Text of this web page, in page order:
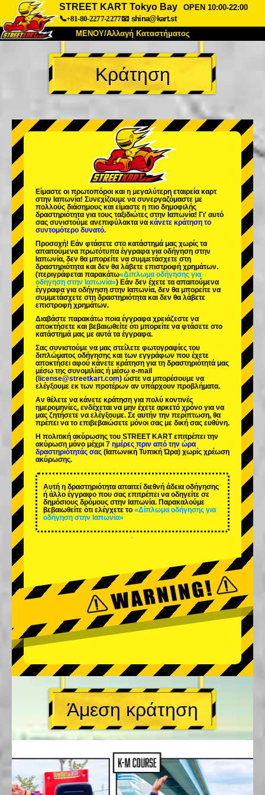
STREET KART Tokyo Bay
OPEN 10:00-22:00
📞+81-80-2277-2277📧 shina@kart.st
ΜΕΝΟΥ/Αλλαγή Καταστήματος
ΚΥΡΙΩΣ
Σχετικά Προδιαγραφές Τιμές
Συχνές Ερωτήσεις
Εταιρεία Κράτηση
Αλλαγή Καταστήματος
Τόκιο Σινάγαουα #1 Τόκιο Ακίχαμπαρα #1
Τόκιο Ακίχαμπαρα #2
Τόκιο Σιμπούγια Annex Τόκιο Κόλπος
Τόκιο Ασακούσα Οσάκα
Κράτηση
Είμαστε οι πρωτοπόροι και η μεγαλύτερη εταιρεία καρτ
στην Ιαπωνία! Συνεχίζουμε να συνεργαζόμαστε με
πολλούς διάσημους και είμαστε η πιο δημοφιλής
δραστηριότητα για τους ταξιδιώτες στην Ιαπωνία! Γι' αυτό
σας συνιστούμε ανεπιφύλακτα να κάνετε κράτηση το
συντομότερο δυνατό.
Προσοχή! Εάν φτάσετε στο κατάστημά μας χωρίς τα
απαιτούμενα πρωτότυπα έγγραφα για οδήγηση στην
Ιαπωνία, δεν θα μπορείτε να συμμετάσχετε στη
δραστηριότητα και δεν θα λάβετε επιστροφή χρημάτων.
(περιγράφεται παρακάτω«Δίπλωμα οδήγησης για
οδήγηση στην Ιαπωνία») Εάν δεν έχετε τα απαιτούμενα
έγγραφα για οδήγηση στην Ιαπωνία, δεν θα μπορείτε να
συμμετάσχετε στη δραστηριότητα και δεν θα λάβετε
επιστροφή χρημάτων.
Διαβάστε παρακάτω ποια έγγραφα χρειάζεστε να
αποκτήσετε και βεβαιωθείτε ότι μπορείτε να φτάσετε στο
κατάστημά μας με αυτά τα έγγραφα.
Σας συνιστούμε να μας στείλετε φωτογραφίες του
διπλώματος οδήγησης και των εγγράφων που έχετε
αποκτήσει αφού κάνετε κράτηση για τη δραστηριότητά μας
μέσω της συνομιλίας ή μέσω e-mail
( license@streetkart.com) ώστε να μπορέσουμε να
ελέγξουμε εκ των προτέρων αν υπάρχουν προβλήματα.
Αν θέλετε να κάνετε κράτηση για πολύ κοντινές
ημερομηνίες, ενδέχεται να μην έχετε αρκετό χρόνο για να
μας ζητήσετε να ελέγξουμε. Σε αυτήν την περίπτωση, θα
πρέπει να το επιβεβαιώσετε μόνοι σας με δική σας ευθύνη.
Η πολιτική ακύρωσης του STREET KART επιτρέπει την
ακύρωση μόνο μέχρι 7 ημέρες πριν από την ώρα
δραστηριότητάς σας (Ιαπωνική Τυπική Ώρα) χωρίς χρέωση
ακύρωσης.
Αυτή η δραστηριότητα απαιτεί διεθνή άδεια οδήγησης
ή άλλο έγγραφο που σας επιτρέπει να οδηγείτε σε
δημόσιους δρόμους στην Ιαπωνία. Παρακαλούμε
βεβαιωθείτε ότι ελέγχετε το «Δίπλωμα οδήγησης για
οδήγηση στην Ιαπωνία»
Άμεση κράτηση